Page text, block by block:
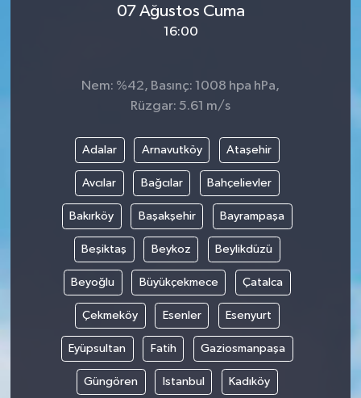
07 Ağustos Cuma
16:00
Nem: %42, Basınç: 1008 hpa hPa,
Rüzgar: 5.61 m/s
Adalar Arnavutköy Ataşehir
Avcılar Bağcılar Bahçelievler
Bakırköy Başakşehir Bayrampaşa
Beşiktaş Beykoz Beylikdüzü
Beyoğlu Büyükçekmece Çatalca
Çekmeköy Esenler Esenyurt
Eyüpsultan Fatih Gaziosmanpaşa
Güngören Istanbul Kadıköy